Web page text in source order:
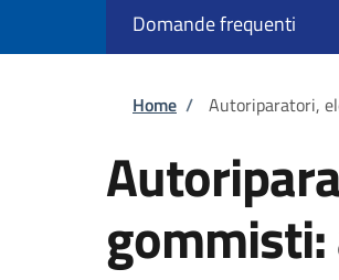
Domande frequenti
Briciole di
Home / Autoriparatori,